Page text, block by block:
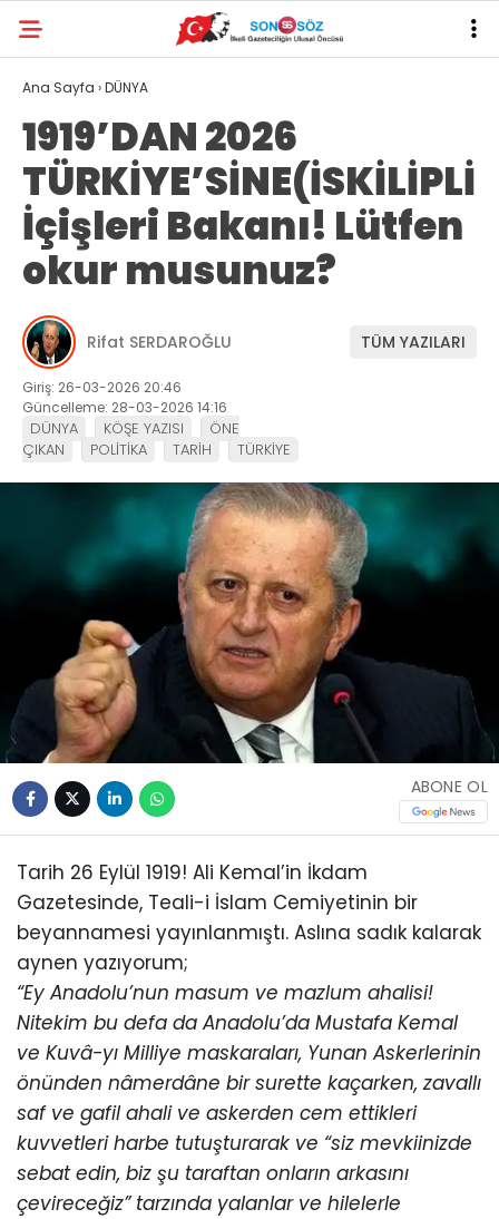
Ana Sayfa ›DÜNYA
1919’DAN 2026
TÜRKİYE’SİNE(İSKİLİPLİ
İçişleri Bakanı! Lütfen
okur musunuz?
Rifat SERDAROĞLU TÜM YAZILARI
Giriş: 26-03-2026 20:46
Güncelleme: 28-03-2026 14:16
DÜNYA KÖŞE YAZISI
ÖNE
ÇIKAN
POLİTİKA TARİH TÜRKİYE
ABONE OL
Tarih 26 Eylül 1919! Ali Kemal’in İkdam
Gazetesinde, Teali-i İslam Cemiyetinin bir
beyannamesi yayınlanmıştı. Aslına sadık kalarak
aynen yazıyorum;
“Ey Anadolu’nun masum ve mazlum ahalisi!
Nitekim bu defa da Anadolu’da Mustafa Kemal
ve Kuvâ-yı Milliye maskaraları, Yunan Askerlerinin
önünden nâmerdâne bir surette kaçarken, zavallı
saf ve gafil ahali ve askerden cem ettikleri
kuvvetleri harbe tutuşturarak ve “siz mevkiinizde
sebat edin, biz şu taraftan onların arkasını
çevireceğiz” tarzında yalanlar ve hilelerle